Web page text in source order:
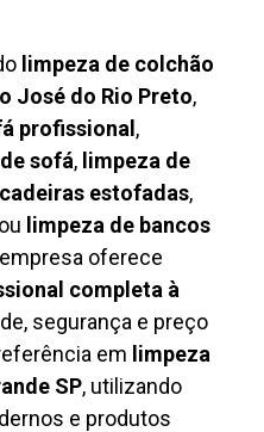
limpeza de colchão
José do Rio Preto,
profissional ,
sofá, limpeza de
estofadas,
ou limpeza de bancos
oferece
completa à
segurança e preço
em limpeza
SP, utilizando
e produtos